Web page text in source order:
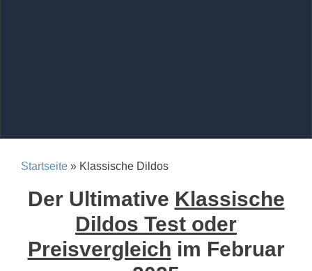
Startseite » Klassische Dildos
Der Ultimative Klassische
Dildos Test oder
Preisvergleich im Februar